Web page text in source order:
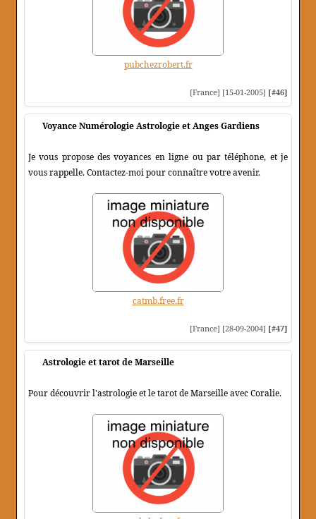
pubchezrobert.fr
[France] [15-01-2005] [#46]
Voyance Numérologie Astrologie et Anges Gardiens
Je vous propose des voyances en ligne ou par téléphone, et je
vous rappelle. Contactez-moi pour connaître votre avenir.
catmb.free.fr
[France] [28-09-2004] [#47]
Astrologie et tarot de Marseille
Pour découvrir l'astrologie et le tarot de Marseille avec Coralie.